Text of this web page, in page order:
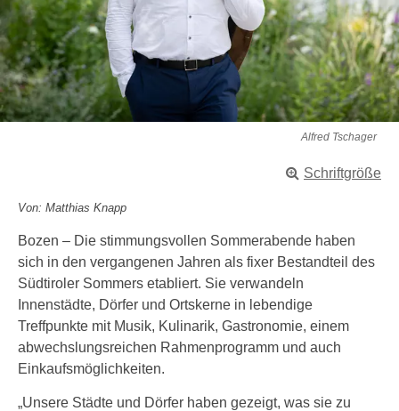
Alfred Tschager
Schriftgröße
Von: Matthias Knapp
Bozen – Die stimmungsvollen Sommerabende haben
sich in den vergangenen Jahren als fixer Bestandteil des
Südtiroler Sommers etabliert. Sie verwandeln
Innenstädte, Dörfer und Ortskerne in lebendige
Treffpunkte mit Musik, Kulinarik, Gastronomie, einem
abwechslungsreichen Rahmenprogramm und auch
Einkaufsmöglichkeiten.
„Unsere Städte und Dörfer haben gezeigt, was sie zu